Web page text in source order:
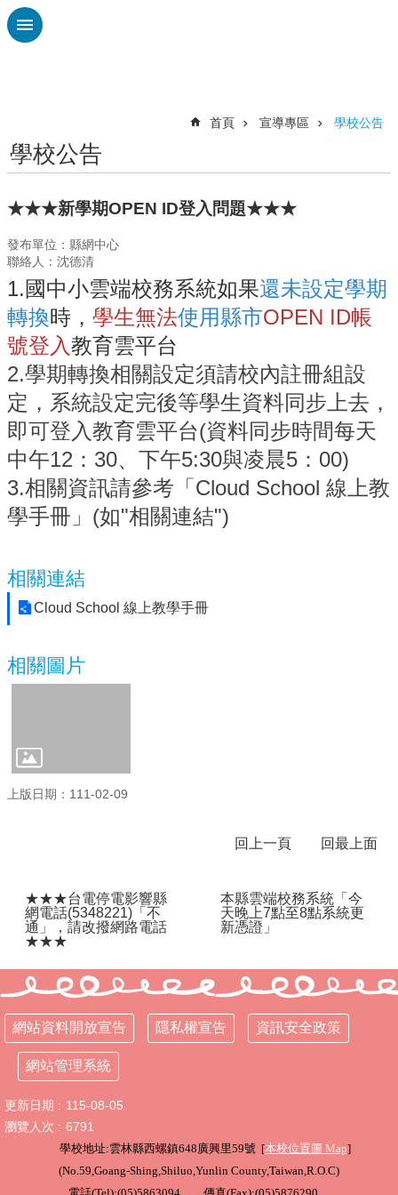
跳到主要內容區塊
認
廣
興
校
刊
欄
校
園
動
態
行
政
處
室
課
區
校
化
關
網
頁
辦
法
規
縣
訪
視
區
English
Version
首頁 宣導專區 學校公告
學校公告
★★★新學期OPEN ID登入問題★★★
發布單位：縣網中心
聯絡人：沈德清
1.國中小雲端校務系統如果還未設定學期
轉換時， 學生無法使用縣市OPEN ID帳
號登入教育雲平台
2.學期轉換相關設定須請校內註冊組設
定，系統設定完後等學生資料同步上去，
即可登入教育雲平台(資料同步時間每天
中午12：30、下午5:30與凌晨5 ：00)
3.相關資訊請參考「Cloud School 線上教
學手冊」(如"相關連結")
相關連結
Cloud School 線上教學手冊
相關圖片
上版日期：111-02-09
回上一頁 回最上面
★★★台電停電影響縣
網電話(5348221)「不
通」，請改撥網路電話
★★★
本縣雲端校務系統「今
天晚上7點至8點系統更
新憑證」
網站資料開放宣告 隱私權宣告 資訊安全政策
網站管理系統
更新日期
115-08-05
瀏覽人次
6791
學校地址:雲林縣西螺鎮648廣興里59號 [本校位置圖 Map]
(No.59,Goang-Shing,Shiluo,Yunlin County,Taiwan,R.O.C)